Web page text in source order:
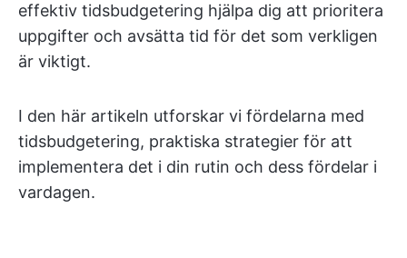
effektiv tidsbudgetering hjälpa dig att prioritera
uppgifter och avsätta tid för det som verkligen
är viktigt.
I den här artikeln utforskar vi fördelarna med
tidsbudgetering, praktiska strategier för att
implementera det i din rutin och dess fördelar i
vardagen.